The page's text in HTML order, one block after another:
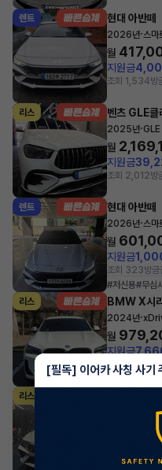
렌트 현대 아반떼
2026년·스마
월
지원금
조회 1,534방
리스 벤츠 GLE클
2025년·
월
지원금
조회 2,012방
렌트 현대 아반떼
2026년·스마
월
지원금
조회 323방금
#저신용#무심
리스
BMW X시
2024년·
월
지원금
조회 2,973
리스
스
[필독] 이어카 사칭 사기